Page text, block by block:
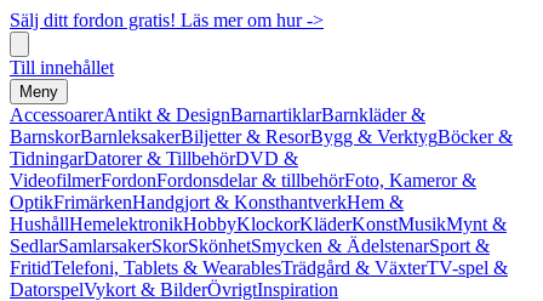
Sälj ditt fordon gratis! Läs mer om hur ->
Till innehållet
Meny
AccessoarerAntikt & DesignBarnartiklarBarnkläder &
BarnskorBarnleksakerBiljetter & ResorBygg & VerktygBöcker &
TidningarDatorer & TillbehörDVD &
VideofilmerFordonFordonsdelar & tillbehörFoto, Kameror &
OptikFrimärkenHandgjort & KonsthantverkHem &
HushållHemelektronikHobbyKlockorKläderKonstMusikMynt &
SedlarSamlarsakerSkorSkönhetSmycken & ÄdelstenarSport &
FritidTelefoni, Tablets & WearablesTrädgård & VäxterTV-spel &
DatorspelVykort & BilderÖvrigtInspiration